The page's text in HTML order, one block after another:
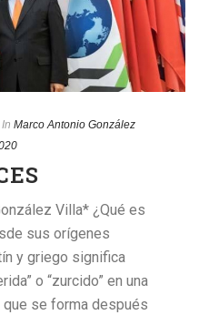
In Marco Antonio González
Villa* ¿Qué es
sus orígenes
y griego significa
o “zurcido” en una
que se forma después